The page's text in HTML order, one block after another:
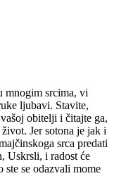
mnogim srcima, vi
ljubavi. Stavite,
obitelji i čitajte ga,
Jer sotona je jak i
srca predati
Uskrsli, i radost će
ste se odazvali mome